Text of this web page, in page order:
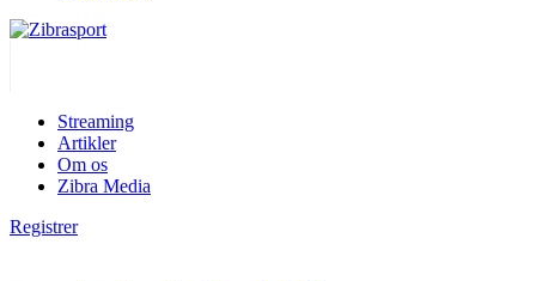
Streaming
Artikler
Om os
Zibra Media
Registrer